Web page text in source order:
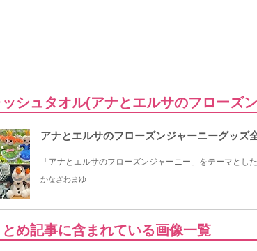
ッシュタオル(アナとエルサのフローズ
アナとエルサのフローズンジャーニーグッズ
「アナとエルサのフローズンジャーニー」をテーマと
かなざわまゆ
とめ記事に含まれている画像一覧